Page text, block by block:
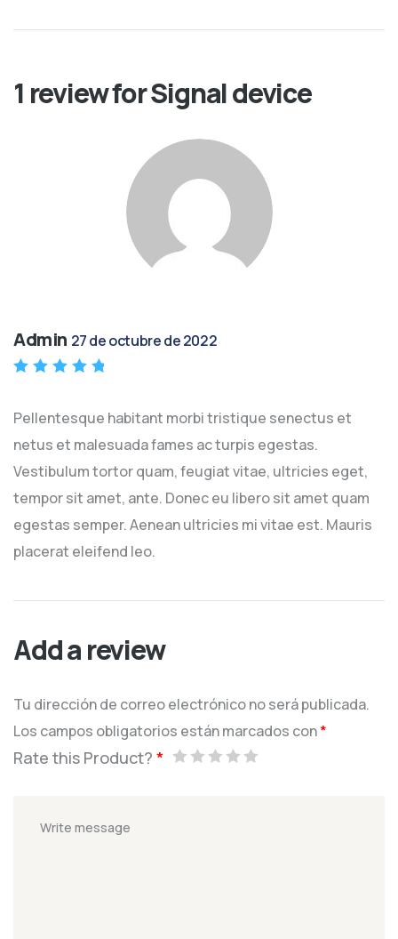
1 review forSignal device
Admin 27 de octubre de 2022
Pellentesque habitant morbi tristique senectus et
netus et malesuada fames ac turpis egestas.
Vestibulum tortor quam, feugiat vitae, ultricies eget,
tempor sit amet, ante. Donec eu libero sit amet quam
egestas semper. Aenean ultricies mi vitae est. Mauris
placerat eleifend leo.
Add a review
Tu dirección de correo electrónico no será publicada.
Los campos obligatorios están marcados con*
Rate this Product? *